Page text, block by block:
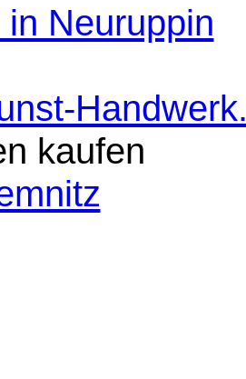
Neuruppin
Handwerk.
kaufen